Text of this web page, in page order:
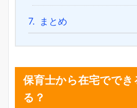
7. まとめ
保育士から在宅ででき
る？